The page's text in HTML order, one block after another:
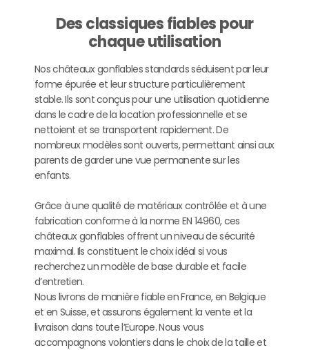
Des classiques fiables pour
chaque utilisation
Nos châteaux gonflables standards séduisent par leur
forme épurée et leur structure particulièrement
stable. Ils sont conçus pour une utilisation quotidienne
dans le cadre de la location professionnelle et se
nettoient et se transportent rapidement. De
nombreux modèles sont ouverts, permettant ainsi aux
parents de garder une vue permanente sur les
enfants.
Grâce à une qualité de matériaux contrôlée et à une
fabrication conforme à la norme EN 14960, ces
châteaux gonflables offrent un niveau de sécurité
maximal. Ils constituent le choix idéal si vous
recherchez un modèle de base durable et facile
d’entretien.
Nous livrons de manière fiable en France, en Belgique
et en Suisse, et assurons également la vente et la
livraison dans toute l’Europe. Nous vous
accompagnons volontiers dans le choix de la taille et